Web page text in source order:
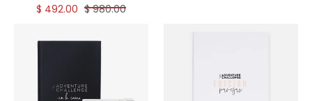
Reduced price of
$ 492.00 and original price of
$ 980.00